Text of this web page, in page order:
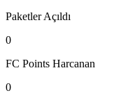
Paketler Açıldı
0
FC Points Harcanan
0